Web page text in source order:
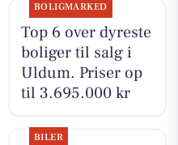
BOLIGMARKED
Top 6 over dyreste
boliger til salg i
Uldum. Priser op
til 3.695.000 kr
BILER